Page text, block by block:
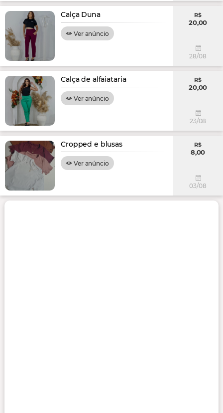
Calça Duna
Ver anúncio
R$
20,00
28/08
Calça de alfaiataria
Ver anúncio
R$
20,00
23/08
Cropped e blusas
Ver anúncio
R$
8,00
03/08